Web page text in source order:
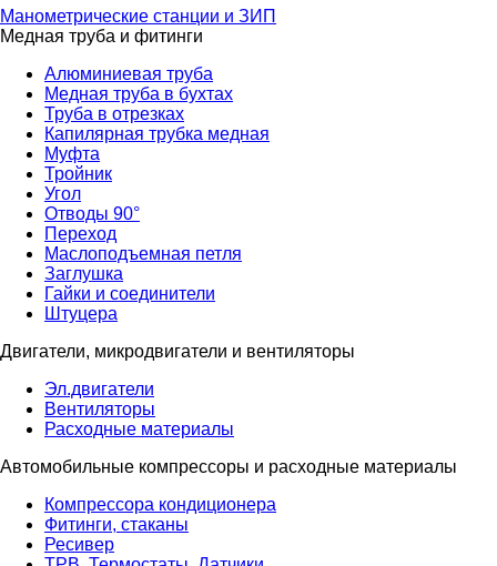
Манометрические станции и ЗИП
Медная труба и фитинги
Алюминиевая труба
Медная труба в бухтах
Труба в отрезках
Капилярная трубка медная
Муфта
Тройник
Угол
Отводы 90°
Переход
Маслоподъемная петля
Заглушка
Гайки и соединители
Штуцера
Двигатели, микродвигатели и вентиляторы
Эл.двигатели
Вентиляторы
Расходные материалы
Автомобильные компрессоры и расходные материалы
Компрессора кондиционера
Фитинги, стаканы
Ресивер